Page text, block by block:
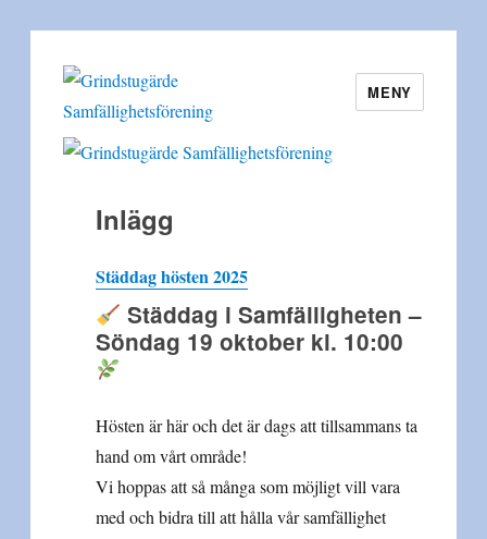
Grindstugärde
MENY
Inlägg
Städdag hösten 2025
Städdag i Samfälligheten –
Söndag 19 oktober kl. 10:00
Hösten är här och det är dags att tillsammans ta
hand om vårt område!
Vi hoppas att så många som möjligt vill vara
med och bidra till att hålla vår samfällighet